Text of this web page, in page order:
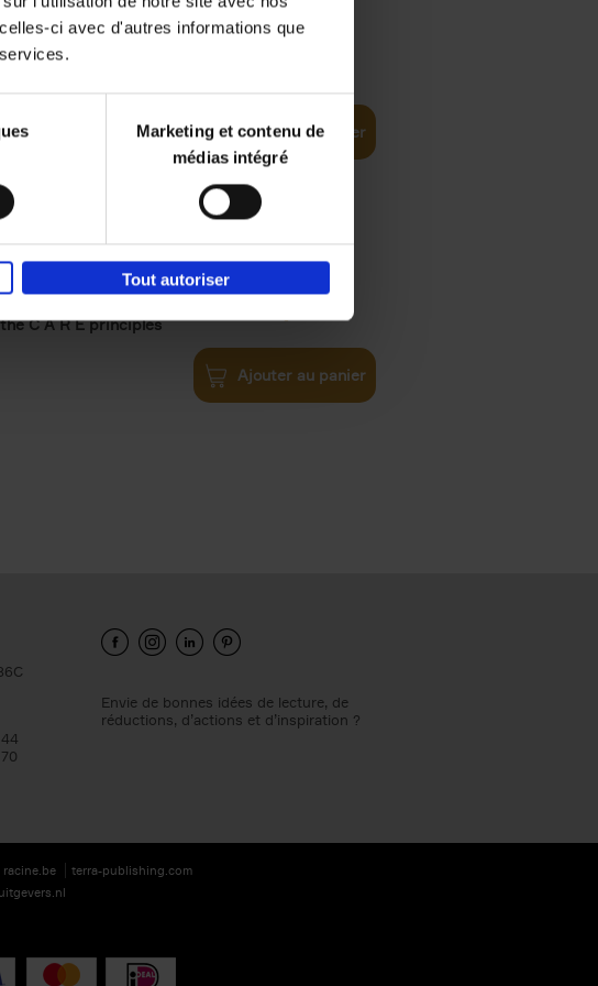
ci avec d'autres informations que
Marketing et contenu de
médias intégré
Tout autoriser
Business
Ajouter au panier
C A R E principles €34,99
Ajouter au panier
Envie de bonnes idées de lecture, de
réductions, d’actions et d’inspiration ?
racine.be
terra-publishing.com